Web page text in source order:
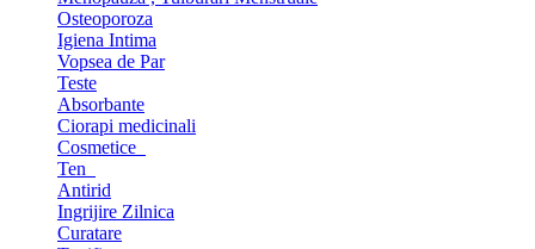
Osteoporoza
Igiena Intima
Vopsea de Par
Teste
Absorbante
Ciorapi medicinali
Cosmetice
Ten
Antirid
Ingrijire Zilnica
Curatare